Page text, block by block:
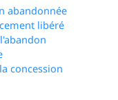
abandonnée
libéré
concession